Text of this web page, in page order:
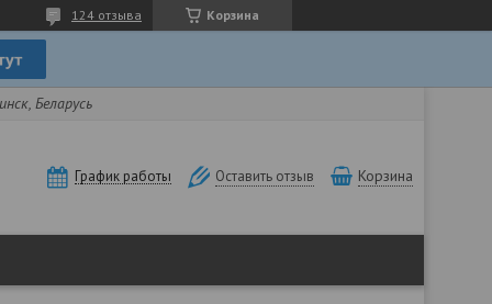
Корзина
124 отзыва
Беларусь
График работы Оставить отзыв Корзина